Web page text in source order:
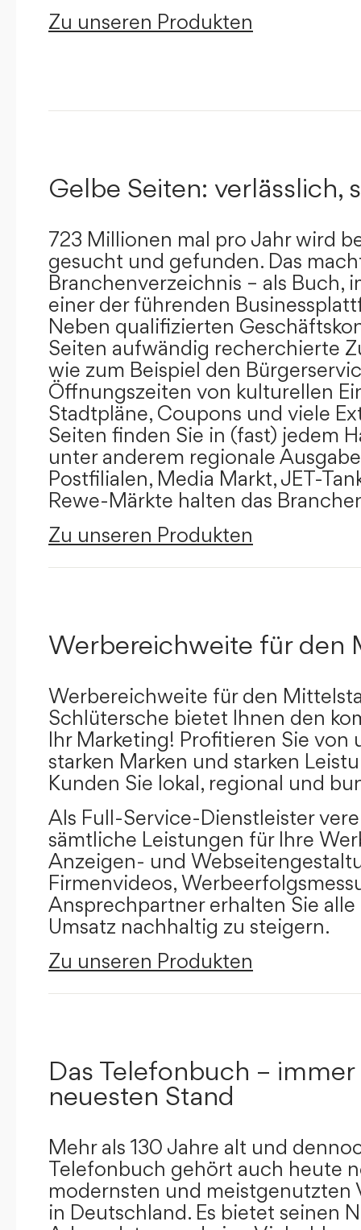
Zu unseren Produkten
Gelbe Seiten: verlässlich,
723 Millionen mal pro Jahr wird
gesucht und gefunden. Das
Branchenverzeichnis – als Buch,
einer der führenden
Neben qualifizierten
Seiten aufwändig recherchierte
wie zum Beispiel den
Öffnungszeiten von kulturellen
Stadtpläne, Coupons und viele
Seiten finden Sie in (fast) jedem
unter anderem regionale
Postfilialen, Media Markt, JET-
Rewe-Märkte halten das
Zu unseren Produkten
Werbereichweite für den
Werbereichweite für den
Schlütersche bietet Ihnen den
Ihr Marketing! Profitieren Sie von
starken Marken und starken
Kunden Sie lokal, regional und
Als Full-Service-Dienstleister
sämtliche Leistungen für Ihre
Anzeigen- und
Firmenvideos,
Ansprechpartner erhalten Sie
Umsatz nachhaltig zu steigern.
Zu unseren Produkten
Das Telefonbuch –
neuesten Stand
Mehr als 130 Jahre alt und
Telefonbuch gehört auch heute
modernsten und meistgenutzten
in Deutschland. Es bietet seinen